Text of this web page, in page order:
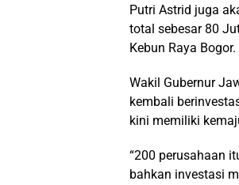
Putri Astrid juga
total sebesar 80
Kebun Raya Bogor.
Wakil Gubernur
kembali
kini memiliki
“200 perusahaan
bahkan investasi